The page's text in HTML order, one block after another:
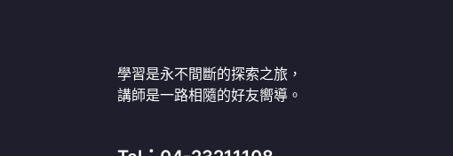
學習是永不間斷的探索之旅，
講師是一路相隨的好友嚮導。